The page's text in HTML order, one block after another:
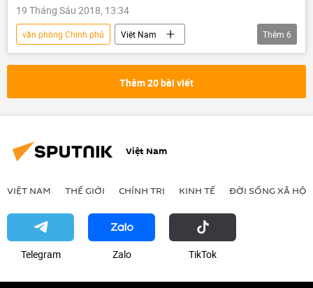
Bộ Giáo dục và Đào Tạo
thi cử
bôi trơn
19 Tháng Sáu 2018, 13:34
văn phòng Chính phủ
Việt Nam
Kinh doanh
Đinh La Thăng
PVN
Oceanbank
Thêm 6
Thêm 20 bài viết
Việt Nam
VIỆT NAM THẾ GIỚI CHÍNH TRỊ KINH TẾ ĐỜI SỐNG XÃ HỘI
Telegram Zalo ТikТоk